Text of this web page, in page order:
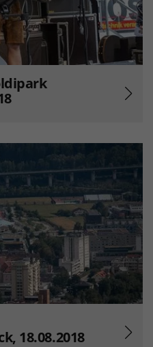
18.08.2018